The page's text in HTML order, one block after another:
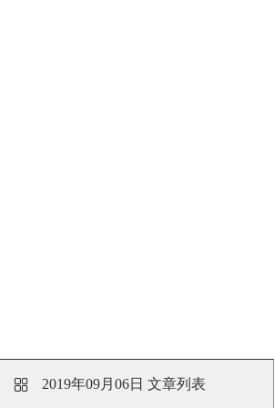
2019年09月06日 文章列表